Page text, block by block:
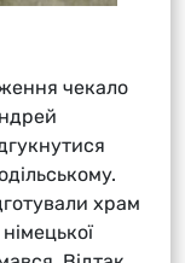
чекало
храм